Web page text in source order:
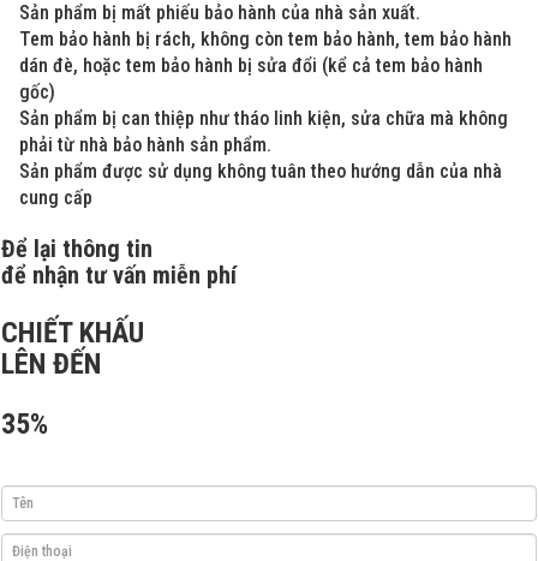
Sản phẩm bị mất phiếu bảo hành của nhà sản xuất.
Tem bảo hành bị rách, không còn tem bảo hành, tem bảo hành
dán đè, hoặc tem bảo hành bị sửa đổi (kể cả tem bảo hành
gốc)
Sản phẩm bị can thiệp như tháo linh kiện, sửa chữa mà không
phải từ nhà bảo hành sản phẩm.
Sản phẩm được sử dụng không tuân theo hướng dẫn của nhà
cung cấp
Để lại thông tin
để nhận tư vấn miễn phí
CHIẾT KHẤU
LÊN ĐẾN
35%